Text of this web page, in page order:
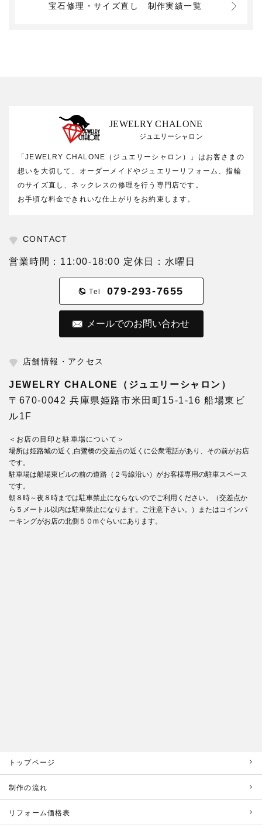
宝石修理・サイズ直し 制作実績一覧
JEWELRY CHALONE
ジュエリーシャロン
「JEWELRY CHALONE（ジュエリーシャロン）」はお客さまの
想いを大切して、オーダーメイドやジュエリーリフォーム、指輪
のサイズ直し、ネックレスの修理を行う専門店です。
お手頃な料金できれいな仕上がりをお約束します。
CONTACT
営業時間：11:00-18:00 定休日：水曜日
Tel 079-293-7655
メールでのお問い合わせ
店舗情報・アクセス
JEWELRY CHALONE（ジュエリーシャロン）
〒670-0042 兵庫県姫路市米田町15-1-16 船場東ビ
ル1F
＜お店の目印と駐車場について＞
場所は姫路城の近く,白鷺橋の交差点の近くに公衆電話があり、その前がお店
です。
駐車場は船場東ビルの前の道路（２号線沿い）がお客様専用の駐車スペース
です。
朝８時～夜８時までは駐車禁止にならないのでご利用ください。（交差点か
ら５メートル以内は駐車禁止になります。ご注意下さい。）またはコインパ
ーキングがお店の北側５０mぐらいにあります。
トップページ
制作の流れ
リフォーム価格表